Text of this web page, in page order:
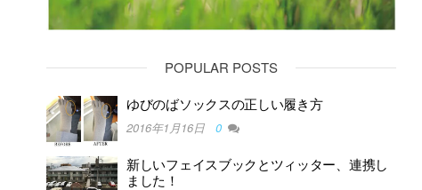
POPULAR POSTS
ゆびのばソックスの正しい履き方
2016年1月16日 0
新しいフェイスブックとツィッター、連携し
ました！